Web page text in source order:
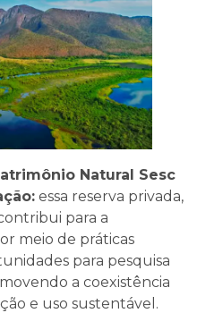
Natural Sesc
essa reserva privada,
para a
meio de práticas
para pesquisa
a coexistência
e uso sustentável.